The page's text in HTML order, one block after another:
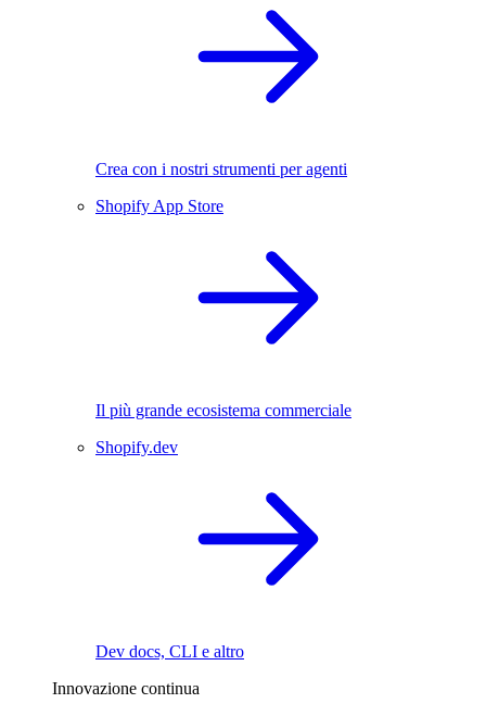
Crea con i nostri strumenti per agenti
Shopify App Store
Il più grande ecosistema commerciale
Shopify.dev
Dev docs, CLI e altro
Innovazione continua